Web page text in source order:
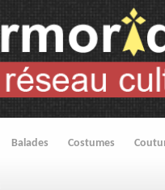
Balades Costumes